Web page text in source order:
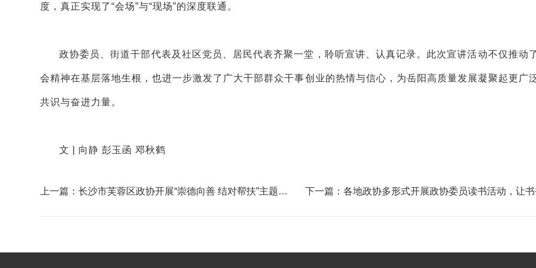
度，真正实现了“会场”与“现场”的深度联通。
政协委员、街道干部代表及社区党员、居民代表齐聚一堂，聆听宣讲、认真记录。此次宣讲活动不仅推动
会精神在基层落地生根，也进一步激发了广大干部群众干事创业的热情与信心，为岳阳高质量发展凝聚起更广
共识与奋进力量。
文 | 向静 彭玉函 邓秋鹤
上一篇：长沙市芙蓉区政协开展“崇德向善 结对帮扶”主题慰
下一篇：各地政协多形式开展政协委员读书活动，让书